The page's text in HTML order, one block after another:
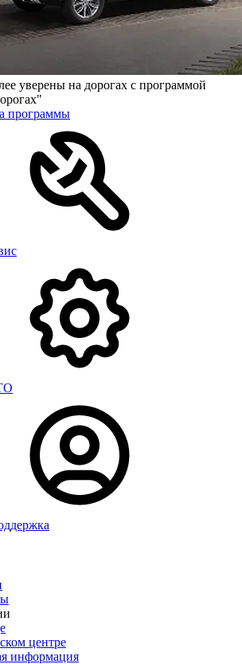
уверены на дорогах с программой
программы
центре
информация